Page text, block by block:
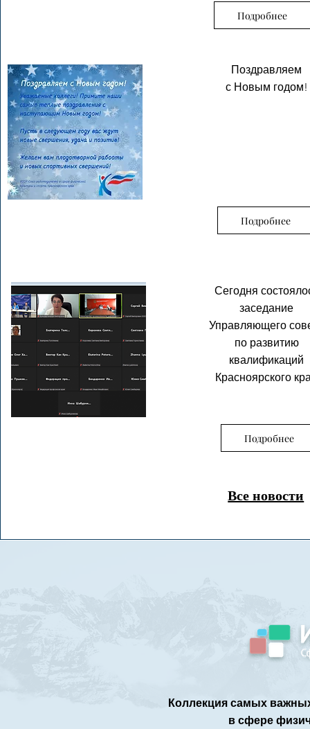
Подробнее
Поздравляем
с Новым годом!
Подробнее
Сегодня
заседание
Управляющего
по развитию
квалификаций
Красноярского
Подробнее
Все новости
Коллекция самых
в сфере